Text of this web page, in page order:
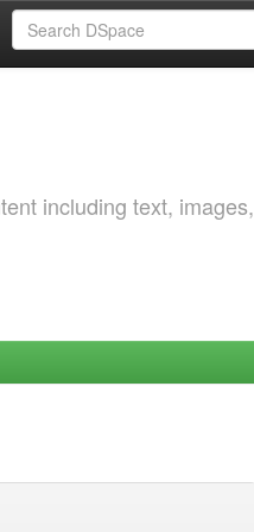
including text, images,